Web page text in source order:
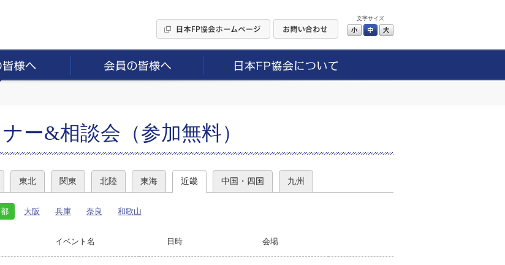
文字サイズ
小 中
ー&相談会（参加無料）
東北 関東 北陸 東海 近畿 中国・四国 九州
大阪 兵庫 奈良 和歌山
イベント名 日時 会場